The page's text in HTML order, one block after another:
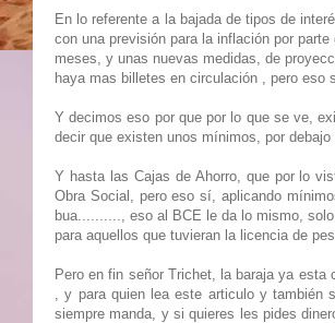
En lo referente a la bajada de tipos de
con una previsión para la inflación por
meses, y unas nuevas medidas, de
haya mas billetes en circulación , pero
Y decimos eso por que por lo que se ve,
decir que existen unos mínimos, por
Y hasta las Cajas de Ahorro, que por lo
Obra Social, pero eso sí, aplicando
bua.........., eso al BCE le da lo mismo,
para aquellos que tuvieran la licencia de
Pero en fin señor Trichet, la baraja ya
, y para quien lea este articulo y también
siempre manda, y si quieres les pides